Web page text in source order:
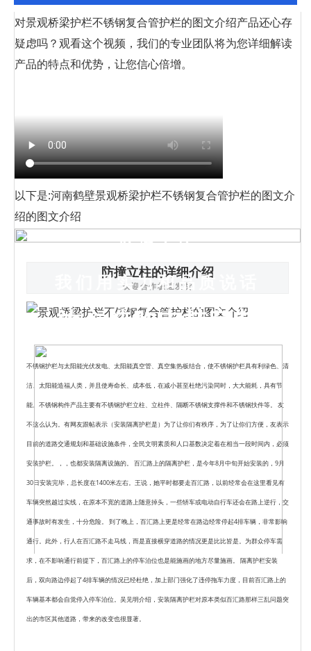
对景观桥梁护栏不锈钢复合管护栏的图文介绍产品还心存
疑虑吗？观看这个视频，我们的专业团队将为您详细解读
产品的特点和优势，让您信心倍增。
以下是:河南鹤壁景观桥梁护栏不锈钢复合管护栏的图文介
绍的图文介绍
放心选购支持定制
我们用实力和品质说话
防撞立柱
防撞立柱的详细介绍
欢迎合作极速发货
不锈钢护栏与太阳能光伏发电、太阳能真空管、真空集热板结合，使不锈钢护栏具有利绿色、清
洁、太阳能造福人类，并且使寿命长、成本低，在减小甚至杜绝污染同时，大大能耗，具有节
能。不锈钢构件产品主要有不锈钢护栏立柱、立柱件、隔断不锈钢支撑件和不锈钢扶件等。 友
不这么认为。有网友跟帖表示（安装隔离护栏是）为了让你们有秩序，为了让你们方便，友表示
目前的道路交通规划和基础设施条件，全民文明素质和人口基数决定着在相当一段时间内，必须
安装护栏。，，也都安装隔离设施的。 百汇路上的隔离护栏，是今年8月中旬开始安装的，9月
30日安装完毕，总长度在1400米左右。王说，她平时都要走百汇路，以前经常会在这里看见有
车辆突然越过实线，在原本不宽的道路上随意掉头，一些轿车或电动自行车还会在路上逆行，交
通事故时有发生，十分危险。 到了晚上，百汇路上更是经常在路边经常停起4排车辆，非常影响
通行。此外，行人在百汇路不走马线，而是直接横穿道路的情况更是比比皆是。为群众停车需
求，在不影响通行前提下，百汇路上的停车泊位也是能施画的地方尽量施画。 隔离护栏安装
后，双向路边停起了4排车辆的情况已经杜绝，加上部门强化了违停拖车力度，目前百汇路上的
车辆基本都会自觉停入停车泊位。吴见明介绍，安装隔离护栏对原本类似百汇路那样三乱问题突
出的市区其他道路，带来的改变也很显著。